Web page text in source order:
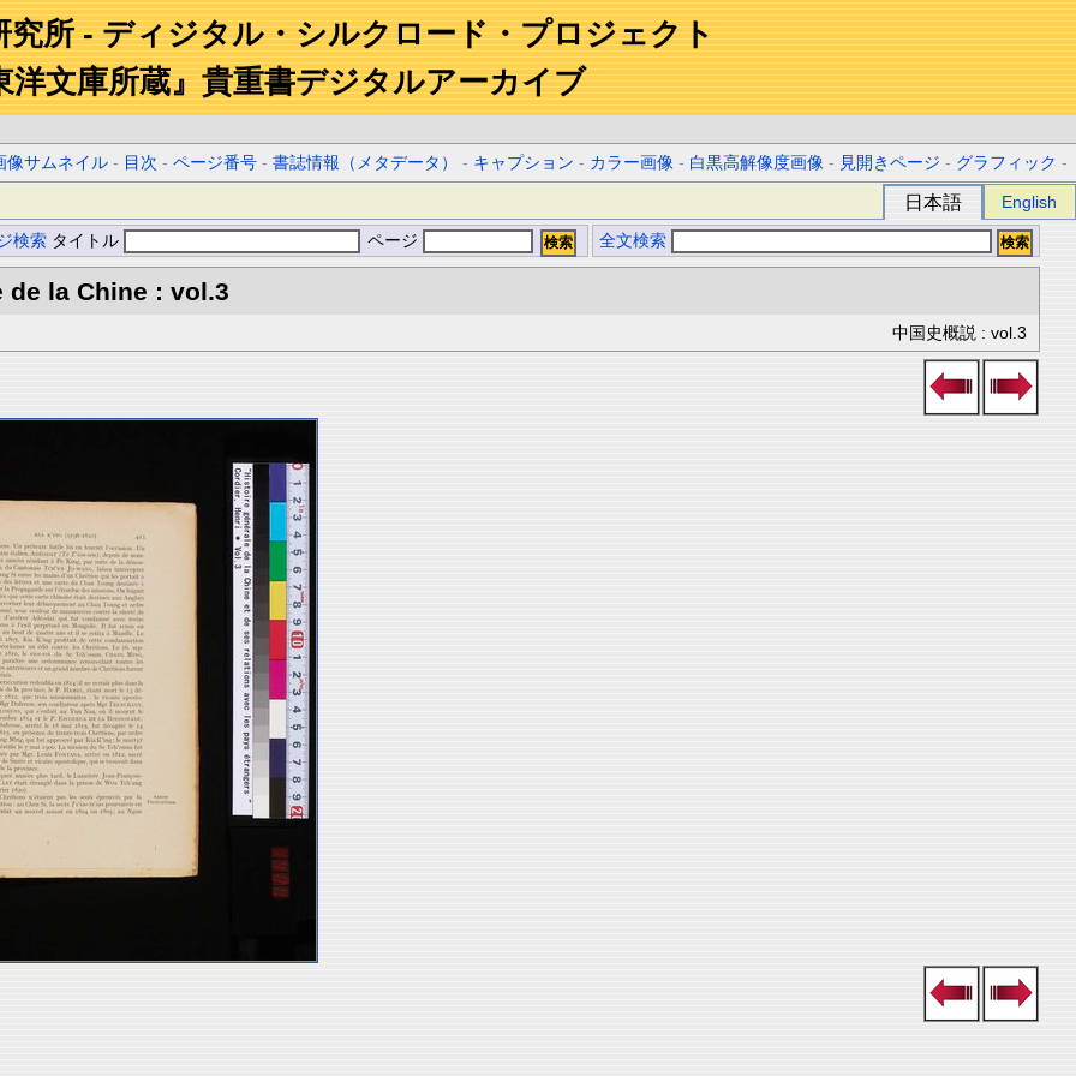
究所 - ディジタル・シルクロード・プロジェクト
洋文庫所蔵』貴重書デジタルアーカイブ
像サムネイル - 目次 -ページ番号 -書誌情報（メタデータ） - キャプション - カラー画像 - 白黒高解像度画像 - 見開きページ - グラフィック -
日本語 English
検索 タイトル ページ 全文検索
de la Chine : vol.3
中国史概説 : vol.3